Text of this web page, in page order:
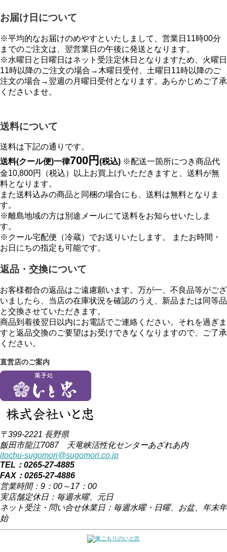
お届け日について
※平均的なお届けのめやすといたしまして、営業日11時00分
までのご注文は、翌営業日の午後に発送となります。
※水曜日と日曜日はネット受注定休日となりますため、火曜日
11時以降のご注文の場合→木曜日受付、土曜日11時以降のご
注文の場合→翌週の月曜日受付となります。あらかじめご了承
くださいませ。
送料について
送料は下記の通りです。
送料(クール便)一律700円 (税込) ※配送一箇所につき商品代
金10,800円（税込）以上お買上げいただきますと、送料が無
料となります。
また送料込みの商品と同梱の場合にも、送料は無料となりま
す。
※離島地域の方は別途メールにて送料をお知らせいたしま
す。
※クール宅配便（冷蔵）でお送りいたします。 またお時間・
お日にちの指定も可能です。
返品・交換について
お客様都合の返品はご遠慮願います。万が一、不良品等がござ
いましたら、当店の在庫状況を確認のうえ、新品または同等品
と交換させていただきます。
商品到着後翌日以内にお電話でご連絡ください。それを過ぎま
すと返品交換のご要望はお受けできなくなりますので、ご了承
ください。
直営店のご案内
〒399-2221 長野県
飯田市龍江7087 天竜峡活性化センターあざれあ内
itochu-sugomori@sugomori.co.jp
TEL：0265-27-4885
FAX：0265-27-4886
営業時間：9：00～17：00
実店舗定休日：毎週水曜、元日
ネット受注・問い合せ休業日：毎週水曜・日曜、お盆、年末年
始